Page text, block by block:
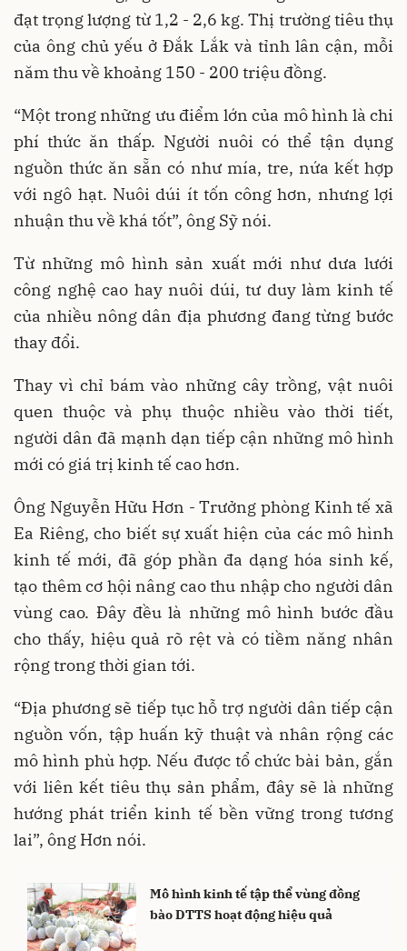
đạt trọng lượng từ 1,2 - 2,6 kg. Thị trường tiêu thụ
của ông chủ yếu ở Đắk Lắk và tỉnh lân cận, mỗi
năm thu về khoảng 150 - 200 triệu đồng.
“Một trong những ưu điểm lớn của mô hình là chi
phí thức ăn thấp. Người nuôi có thể tận dụng
nguồn thức ăn sẵn có như mía, tre, nứa kết hợp
với ngô hạt. Nuôi dúi ít tốn công hơn, nhưng lợi
nhuận thu về khá tốt”, ông Sỹ nói.
Từ những mô hình sản xuất mới như dưa lưới
công nghệ cao hay nuôi dúi, tư duy làm kinh tế
của nhiều nông dân địa phương đang từng bước
thay đổi.
Thay vì chỉ bám vào những cây trồng, vật nuôi
quen thuộc và phụ thuộc nhiều vào thời tiết,
người dân đã mạnh dạn tiếp cận những mô hình
mới có giá trị kinh tế cao hơn.
Ông Nguyễn Hữu Hơn - Trưởng phòng Kinh tế xã
Ea Riêng, cho biết sự xuất hiện của các mô hình
kinh tế mới, đã góp phần đa dạng hóa sinh kế,
tạo thêm cơ hội nâng cao thu nhập cho người dân
vùng cao. Đây đều là những mô hình bước đầu
cho thấy, hiệu quả rõ rệt và có tiềm năng nhân
rộng trong thời gian tới.
“Địa phương sẽ tiếp tục hỗ trợ người dân tiếp cận
nguồn vốn, tập huấn kỹ thuật và nhân rộng các
mô hình phù hợp. Nếu được tổ chức bài bản, gắn
với liên kết tiêu thụ sản phẩm, đây sẽ là những
hướng phát triển kinh tế bền vững trong tương
lai”, ông Hơn nói.
Mô hình kinh tế tập thể vùng đồng
bào DTTS hoạt động hiệu quả